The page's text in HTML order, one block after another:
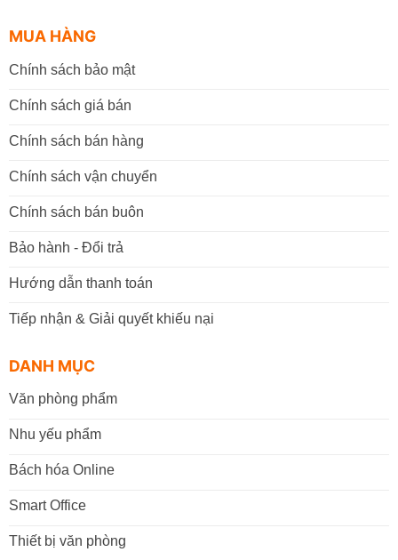
MUA HÀNG
Chính sách bảo mật
Chính sách giá bán
Chính sách bán hàng
Chính sách vận chuyển
Chính sách bán buôn
Bảo hành - Đổi trả
Hướng dẫn thanh toán
Tiếp nhận & Giải quyết khiếu nại
DANH MỤC
Văn phòng phẩm
Nhu yếu phẩm
Bách hóa Online
Smart Office
Thiết bị văn phòng